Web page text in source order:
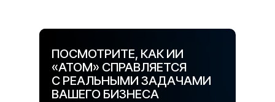
ПОСМОТРИТЕ, КАК ИИ
«АТОМ» СПРАВЛЯЕТСЯ
С РЕАЛЬНЫМИ ЗАДАЧАМИ
ВАШЕГО БИЗНЕСА